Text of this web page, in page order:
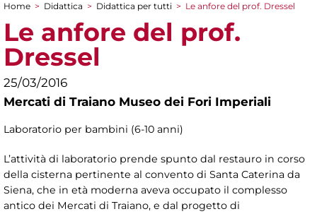
Tu sei qui
Home > Didattica > Didattica per tutti > Le anfore del prof. Dressel
Le anfore del prof.
Dressel
25/03/2016
Mercati di Traiano Museo dei Fori Imperiali
Laboratorio per bambini (6-10 anni)
L’attività di laboratorio prende spunto dal restauro in corso
della cisterna pertinente al convento di Santa Caterina da
Siena, che in età moderna aveva occupato il complesso
antico dei Mercati di Traiano, e dal progetto di